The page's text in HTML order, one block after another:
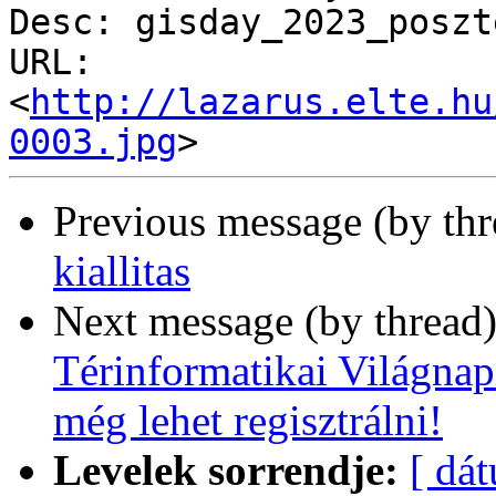
Desc:
URL:
<http://lazarus.elte.hu/
0003.jpg
Previous message (by
kiallitas
Next message (by
Térinformatikai
még lehet regisztrálni!
Levelek sorrendje: [